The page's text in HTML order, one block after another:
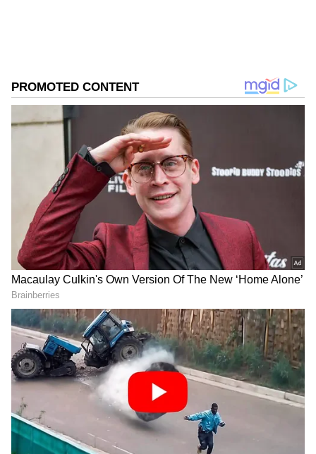
ಕಲಬುರಗಿ ಮಾಜಿ ಸಂಸದ, ಮಲ್ಲಿಕಾರ್ಜುನ ಖರ್ಗೆ
ಪರಮಾಪ್ತ ಇಕ್ಬಾಲ್ ಅಹ್ಮದ್ ಸರಡಗಿ ವಿಧಿವಶ
ಸಾರ್ವಜನಿಕ ಸಂಪರ್ಕ ಇಲಾಖೆಯಲ್ಲಿ ನ್ಯೂಸ್ ಮಾನಿಟರಿಂಗ್ ಆಗಿ
ಹಲವು ವರ್ಷಗಳ ಸೇವೆ, ಕೊರೊನಾ ವಾರಿಯರ್ಸ್ ಅವಾರ್ಡ್,
ಮೂಲತಃ ರಾಯಚೂರು ಜಿಲ್ಲೆಯ ಜಾನೇಕಲ್ ಗ್ರಾಮದವರಾದ ಇವರು
ಓದು, ಬರೆವಣಿಗೆ ಮತ್ತು ಸಾಹಿತ್ಯಾಸಕ್ತರು.
ಕಲಬುರಗಿ ಕ್ರೈಮ್ ನ್ಯೂಸ್
DOWNLOAD APP